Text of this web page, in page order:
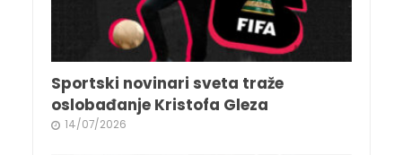
Sportski novinari sveta traže
oslobađanje Kristofa Gleza
14/07/2026